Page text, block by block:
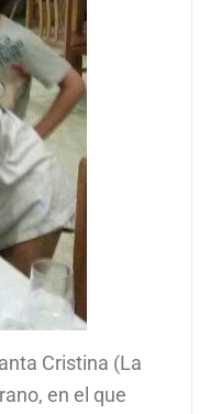
Cristina (La
en el que